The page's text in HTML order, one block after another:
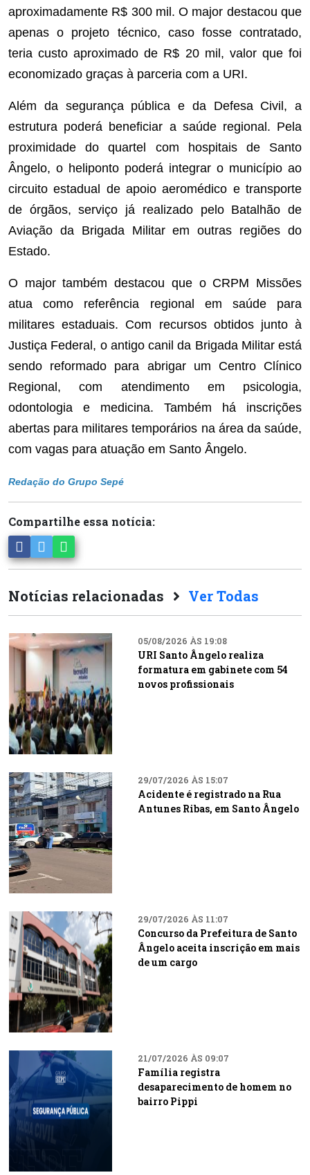
aproximadamente R$ 300 mil. O major destacou que
apenas o projeto técnico, caso fosse contratado,
teria custo aproximado de R$ 20 mil, valor que foi
economizado graças à parceria com a URI.
Além da segurança pública e da Defesa Civil, a
estrutura poderá beneficiar a saúde regional. Pela
proximidade do quartel com hospitais de Santo
Ângelo, o heliponto poderá integrar o município ao
circuito estadual de apoio aeromédico e transporte
de órgãos, serviço já realizado pelo Batalhão de
Aviação da Brigada Militar em outras regiões do
Estado.
O major também destacou que o CRPM Missões
atua como referência regional em saúde para
militares estaduais. Com recursos obtidos junto à
Justiça Federal, o antigo canil da Brigada Militar está
sendo reformado para abrigar um Centro Clínico
Regional, com atendimento em psicologia,
odontologia e medicina. Também há inscrições
abertas para militares temporários na área da saúde,
com vagas para atuação em Santo Ângelo.
Redação do Grupo Sepé
Compartilhe essa notícia:
Notícias relacionadas Ver Todas
05/08/2026 ÀS 19:08
URI Santo Ângelo realiza
formatura em gabinete com 54
novos profissionais
29/07/2026 ÀS 15:07
Acidente é registrado na Rua
Antunes Ribas, em Santo Ângelo
29/07/2026 ÀS 11:07
Concurso da Prefeitura de Santo
Ângelo aceita inscrição em mais
de um cargo
21/07/2026 ÀS 09:07
Família registra
desaparecimento de homem no
bairro Pippi